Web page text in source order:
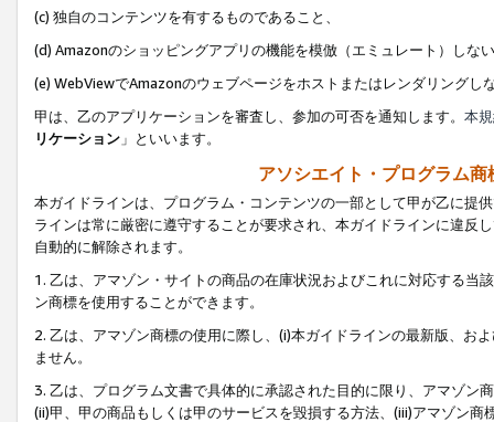
(c) 独自のコンテンツを有するものであること、
(d) Amazonのショッピングアプリの機能を模倣（エミュレート）しな
(e) WebViewでAmazonのウェブページをホストまたはレンダリングし
甲は、乙のアプリケーションを審査し、参加の可否を通知します。 本
リケーション 」といいます。
アソシエイト・プログラム
本ガイドラインは、プログラム・コンテンツの一部として甲が乙に提
ラインは常に厳密に遵守することが要求され、本ガイドラインに違反
自動的に解除されます。
1. 乙は、アマゾン・サイトの商品の在庫状況およびこれに対応する
ン商標を使用することができます。
2. 乙は、アマゾン商標の使用に際し、(i)本ガイドラインの最新版、お
ません。
3. 乙は、プログラム文書で具体的に承認された目的に限り、アマゾン
(ii)甲、甲の商品もしくは甲のサービスを毀損する方法、(iii)アマゾン